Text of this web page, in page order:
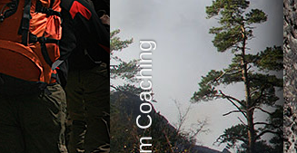
Team Coaching